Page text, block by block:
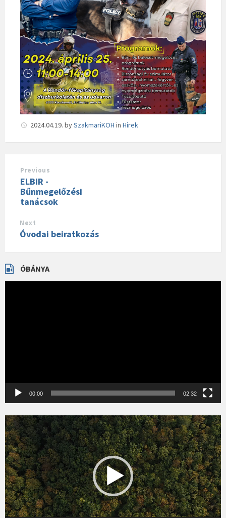
2024.04.19. bySzakmariKOH in Hírek
Previous
ELBIR -
Bűnmegelőzési
tanácsok
Next
Óvodai beiratkozás
ÓBÁNYA
00:00 02:32
Videólejátszó